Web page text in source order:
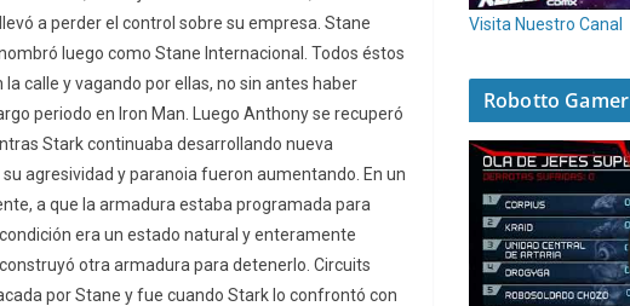
a perder el control sobre su empresa. Stane
luego como Stane Internacional. Todos éstos
calle y vagando por ellas, no sin antes haber
periodo en Iron Man. Luego Anthony se recuperó
Stark continuaba desarrollando nueva
agresividad y paranoia fueron aumentando. En un
a que la armadura estaba programada para
era un estado natural y enteramente
otra armadura para detenerlo. Circuits
por Stane y fue cuando Stark lo confrontó con
Visita Nuestro Canal
Robotto Gamer